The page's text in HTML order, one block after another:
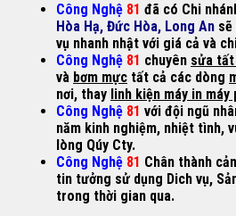
Công Nghệ 81 đã có Chi
Hòa Hạ, Đức Hòa, Long An sẽ
vụ nhanh nhật với giá cả và
Công Nghệ 81 chuyên sửa tất
và bơm mực tất cả các dòng
nơi, thay linh kiện máy in máy
Công Nghệ 81 với đội ngũ
năm kinh nghiệm, nhiệt tình,
lòng Qúy Cty.
Công Nghệ 81 Chân thành
tin tưởng sử dụng Dich vụ,
trong thời gian qua.